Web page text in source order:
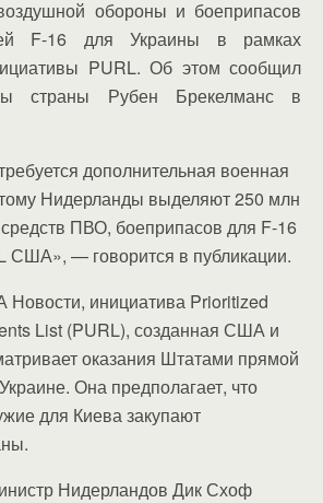
обороны и боеприпасов
F-16 для Украины в рамках
PURL. Об этом сообщил
страны Рубен Брекелманс в
дополнительная военная
Нидерланды выделяют 250 млн
ПВО, боеприпасов для F-16
США», — говорится в публикации.
Новости, инициатива Prioritized
List (PURL), созданная США и
оказания Штатами прямой
Она предполагает, что
для Киева закупают
Нидерландов Дик Схоф